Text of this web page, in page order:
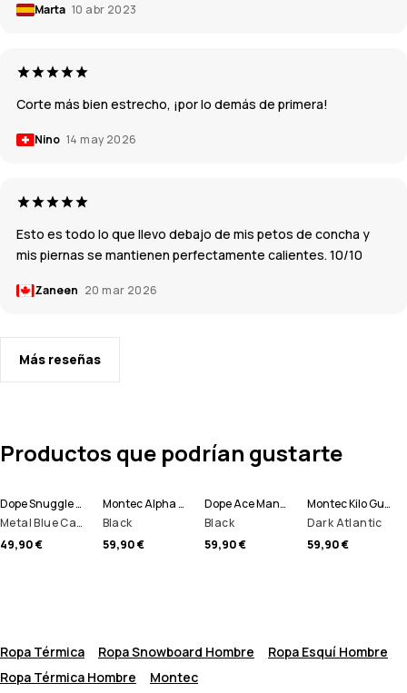
Marta 10 abr 2023
Corte más bien estrecho, ¡por lo demás de primera!
Nino 14 may 2026
Esto es todo lo que llevo debajo de mis petos de concha y
mis piernas se mantienen perfectamente calientes. 10/10
Zaneen 20 mar 2026
Más reseñas
Productos que podrían gustarte
Dope Snuggle Pantalón Térmico Hombre
Metal Blue Camo
49,90 €
Montec Alpha Camiseta Térmica Hombre
Black
59,90 €
Dope Ace Manoplas
Black
59,90 €
Montec Kilo Guantes de esquí
Dark Atlantic
59,90 €
Ropa Térmica Ropa Snowboard Hombre
Ropa Esquí Hombre
Ropa Térmica Hombre
Montec